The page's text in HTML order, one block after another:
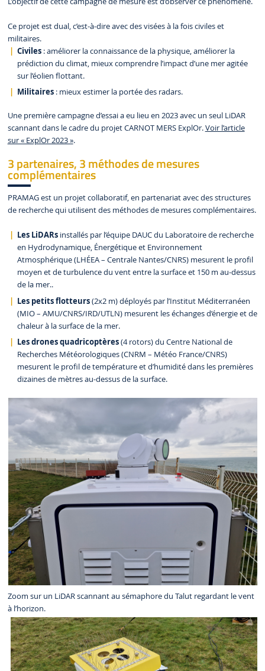
Ce projet est dual, c’est-à-dire avec des visées à la fois civiles et
militaires.
Civiles: améliorer la connaissance de la physique, améliorer la
prédiction du climat, mieux comprendre l’impact d’une mer agitée
sur l’éolien flottant.
Militaires: mieux estimer la portée des radars.
Une première campagne d’essai a eu lieu en 2023 avec un seul LiDAR
scannant dans le cadre du projet CARNOT MERS ExplOr.Voir l’article
sur « ExplOr 2023 ».
3 partenaires, 3 méthodes de mesures
complémentaires
PRAMAG est un projet collaboratif, en partenariat avec des structures
de recherche qui utilisent des méthodes de mesures complémentaires.
Les LiDARsinstallés par l’équipe DAUC du Laboratoire de recherche
en Hydrodynamique, Énergétique et Environnement
Atmosphérique (LHÉEA – Centrale Nantes/CNRS) mesurent le profil
moyen et de turbulence du vent entre la surface et 150 m au-dessus
de la mer..
Les petits flotteurs(2x2 m) déployés par l’Institut Méditerranéen
(MIO – AMU/CNRS/IRD/UTLN) mesurent les échanges d’énergie et de
chaleur à la surface de la mer.
Les drones quadricoptères(4 rotors) du Centre National de
Recherches Météorologiques (CNRM – Météo France/CNRS)
mesurent le profil de température et d’humidité dans les premières
dizaines de mètres au-dessus de la surface.
Zoom sur un LiDAR scannant au sémaphore du Talut regardant le vent
à l’horizon.